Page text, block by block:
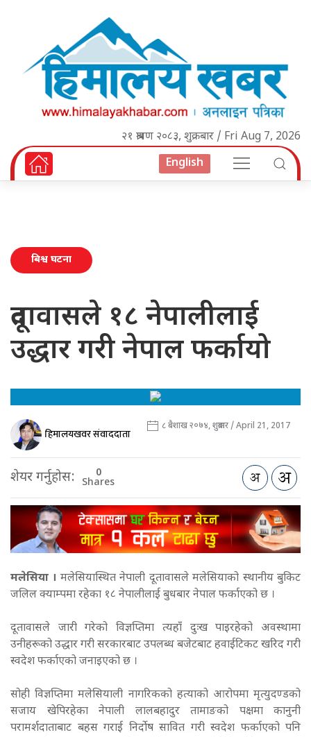
२१ श्रावण २०८३, शुक्रबार / Fri Aug 7, 2026
English
बिश्व घटना
दूतावासले १८ नेपालीलाई
उद्धार गरी नेपाल फर्कायो
हिमालयखवर संवाददाता ८ बैशाख २०७४, शुक्रबार / April 21, 2017
शेयर गर्नुहोस: 0
Shares
मलेसिया । मलेसियास्थित नेपाली दूतावासले मलेसियाको स्थानीय बुकिट
जलिल क्याम्पमा रहेका १८ नेपालीलाई बुधबार नेपाल फर्काएको छ ।
दूतावासले जारी गरेको विज्ञप्तिमा त्यहाँ दुःख पाइरहेको अवस्थामा
उनीहरूको उद्धार गरी सरकारबाट उपलब्ध बजेटबाट हवाईटिकट खरिद गरी
स्वदेश फर्काएको जनाइएको छ ।
सोही विज्ञप्तिमा मलेसियाली नागरिकको हत्याको आरोपमा मृत्युदण्डको
सजाय खेपिरहेका नेपाली लालबहादुर तामाङको पक्षमा कानुनी
परामर्शदाताबाट बहस गराई निर्दोष सावित गरी स्वदेश फर्काएको पनि